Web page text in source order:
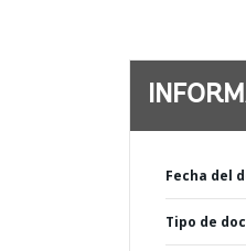
Fecha del
Tipo de